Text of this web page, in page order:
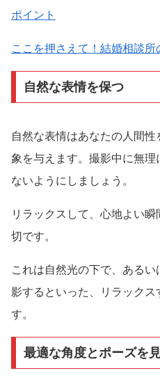
ポイント
ここを押さえて！結婚相談
自然な表情を保つ
自然な表情はあなたの人間
象を与えます。撮影中に無
ないようにしましょう。
リラックスして、心地よい
切です。
これは自然光の下で、ある
影するといった、リラックス
す。
最適な角度とポーズを